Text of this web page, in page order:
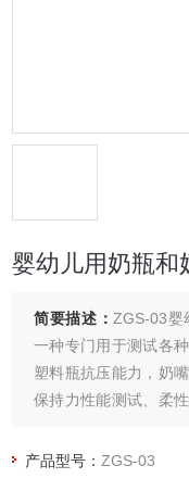
婴幼儿用奶瓶和
简要描述： ZGS-03婴
一种专门用于测试各
塑料瓶抗压能力，奶
保持力性能测试、柔
业、质量监督机构以
产品型号：ZGS-03